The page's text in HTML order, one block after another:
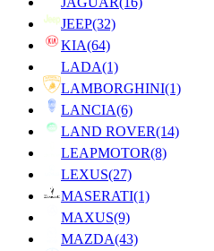
JEEP(32)
KIA(64)
LADA(1)
LAMBORGHINI(1)
LANCIA(6)
LAND ROVER(14)
LEAPMOTOR(8)
LEXUS(27)
MASERATI(1)
MAXUS(9)
MAZDA(43)